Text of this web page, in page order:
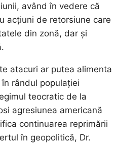
având în vedere că
acțiuni de retorsiune care
din zonă, dar și
atacuri ar putea alimenta
rândul populației
teocratic de la
agresiunea americană
continuarea reprimării
în geopolitică, Dr.